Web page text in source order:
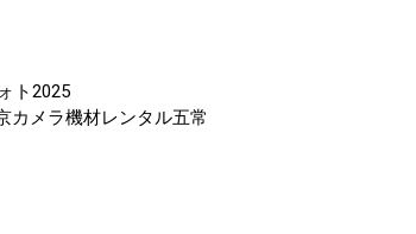
ト2025
カメラ機材レンタル五常